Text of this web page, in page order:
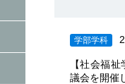
学部学科
【社会福
議会を開催